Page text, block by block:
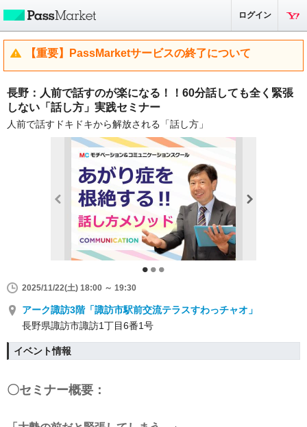
ログイン
【重要】PassMarketサービスの終了について
長野：人前で話すのが楽になる！！60分話しても全く緊張
しない「話し方」実践セミナー
人前で話すドキドキから解放される「話し方」
2025/11/22(土) 18:00 ～ 19:30
アーク諏訪3階「諏訪市駅前交流テラスすわっチャオ」
長野県諏訪市諏訪1丁目6番1号
イベント情報
〇セミナー概要：